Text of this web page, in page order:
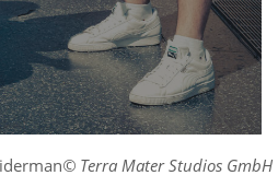
© Terra Mater Studios GmbH